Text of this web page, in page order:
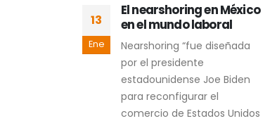
13
Ene
El nearshoring en México
en el mundo laboral
Nearshoring “fue diseñada
por el presidente
estadounidense Joe Biden
para reconfigurar el
comercio de Estados Unidos